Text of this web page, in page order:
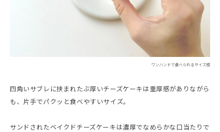
ワンハンドで食べられるサイズ感
四角いサブレに挟まれたぶ厚いチーズケーキは重厚感がありながら
も、片手でパクッと食べやすいサイズ。
サンドされたベイクドチーズケーキは濃厚でなめらかな口当たりで